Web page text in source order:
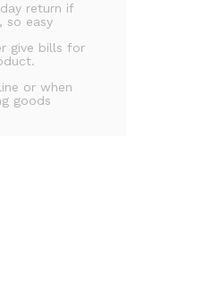
return if
so easy
give bills for
or when
goods